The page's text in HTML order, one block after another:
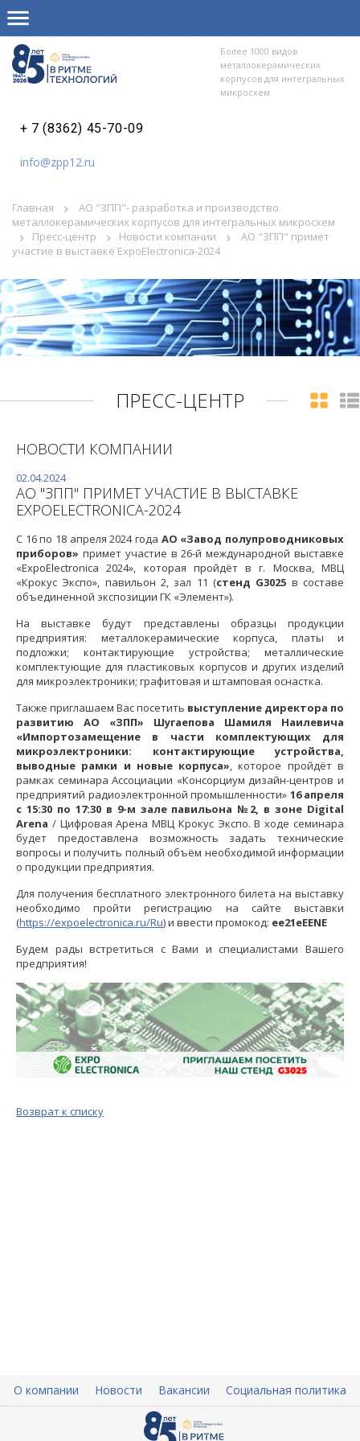
Более 1000 видов
металлокерамических
корпусов для интегральных
микросхем
+ 7 (8362) 45-70-09
info@zpp12.ru
Главная
АО "ЗПП"- разработка и производство
металлокерамических корпусов для интегральных микросхем
Пресс-центр
Новости компании
АО "ЗПП" примет
участие в выставке ExpoElectronica-2024
ПРЕСС-ЦЕНТР
НОВОСТИ КОМПАНИИ
02.04.2024
АО "ЗПП" ПРИМЕТ УЧАСТИЕ В ВЫСТАВКЕ
EXPOELECTRONICA-2024
С 16 по 18 апреля 2024 года АО «Завод полупроводниковых
приборов» примет участие в 26-й международной выставке
«ExpoElectronica 2024», которая пройдёт в г. Москва, МВЦ
«Крокус Экспо», павильон 2, зал 11 (стенд G3025 в составе
объединенной экспозиции ГК «Элемент»).
На выставке будут представлены образцы продукции
предприятия: металлокерамические корпуса, платы и
подложки; контактирующие устройства; металлические
комплектующие для пластиковых корпусов и других изделий
для микроэлектроники; графитовая и штамповая оснастка.
Также приглашаем Вас посетить выступление директора по
развитию АО «ЗПП» Шугаепова Шамиля Наилевича
«Импортозамещение в части комплектующих для
микроэлектроники: контактирующие устройства,
выводные рамки и новые корпуса», которое пройдёт в
рамках семинара Ассоциации «Консорциум дизайн-центров и
предприятий радиоэлектронной промышленности» 16 апреля
с 15:30 по 17:30 в 9-м зале павильона №2, в зоне Digital
Arena / Цифровая Арена МВЦ Крокус Экспо. В ходе семинара
будет предоставлена возможность задать технические
вопросы и получить полный объём необходимой информации
о продукции предприятия.
Для получения бесплатного электронного билета на выставку
необходимо пройти регистрацию на сайте выставки
(https://expoelectronica.ru/Ru) и ввести промокод: ee21eEENE
Будем рады встретиться с Вами и специалистами Вашего
предприятия!
Возврат к списку
О компании Новости Вакансии Социальная политика